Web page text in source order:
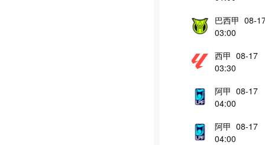
巴西甲 08-
03:00
西甲 08-17
03:30
阿甲 08-17
04:00
阿甲 08-17
04:00